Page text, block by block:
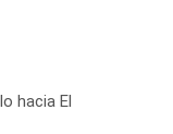
hacia El